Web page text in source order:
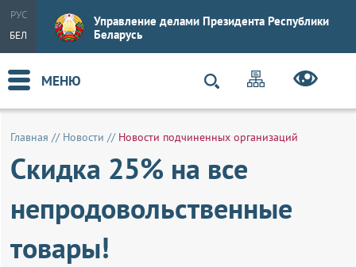
РУС
БЕЛ
Управление делами Президента Республики
Беларусь
МЕНЮ
Главная // Новости // Новости подчиненных организаций
Скидка 25% на все
непродовольственные
товары!